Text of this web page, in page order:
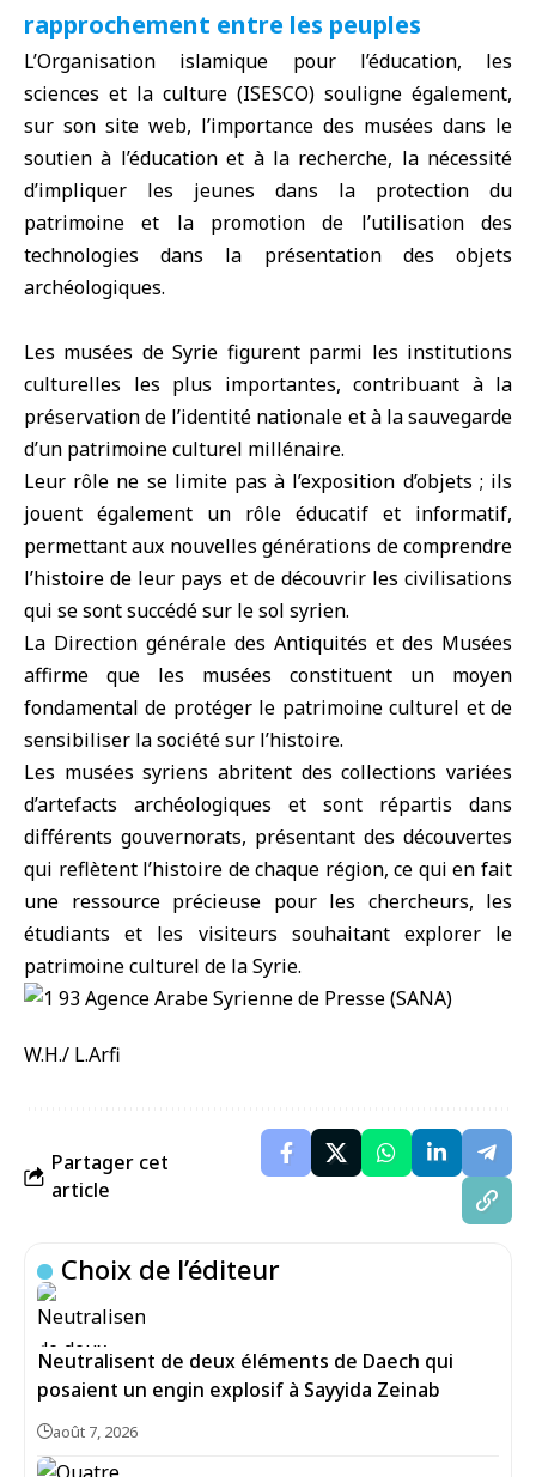
rapprochement entre les peuples
L’Organisation islamique pour l’éducation, les
sciences et la culture (ISESCO) souligne également,
sur son site web, l’importance des musées dans le
soutien à l’éducation et à la recherche, la nécessité
d’impliquer les jeunes dans la protection du
patrimoine et la promotion de l’utilisation des
technologies dans la présentation des objets
archéologiques.
Les musées de Syrie figurent parmi les institutions
culturelles les plus importantes, contribuant à la
préservation de l’identité nationale et à la sauvegarde
d’un patrimoine culturel millénaire.
Leur rôle ne se limite pas à l’exposition d’objets ; ils
jouent également un rôle éducatif et informatif,
permettant aux nouvelles générations de comprendre
l’histoire de leur pays et de découvrir les civilisations
qui se sont succédé sur le sol syrien.
La Direction générale des Antiquités et des Musées
affirme que les musées constituent un moyen
fondamental de protéger le patrimoine culturel et de
sensibiliser la société sur l’histoire.
Les musées syriens abritent des collections variées
d’artefacts archéologiques et sont répartis dans
différents gouvernorats, présentant des découvertes
qui reflètent l’histoire de chaque région, ce qui en fait
une ressource précieuse pour les chercheurs, les
étudiants et les visiteurs souhaitant explorer le
patrimoine culturel de la Syrie.
W.H./ L.Arfi
Partager cet
article
Choix de l’éditeur
Neutralisent de deux éléments de Daech qui
posaient un engin explosif à Sayyida Zeinab
août 7, 2026